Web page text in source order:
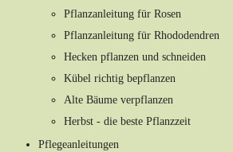
Pflanzanleitung für Rosen
Pflanzanleitung für Rhododendren
Hecken pflanzen und schneiden
Kübel richtig bepflanzen
Alte Bäume verpflanzen
Herbst - die beste Pflanzzeit
Pflegeanleitungen